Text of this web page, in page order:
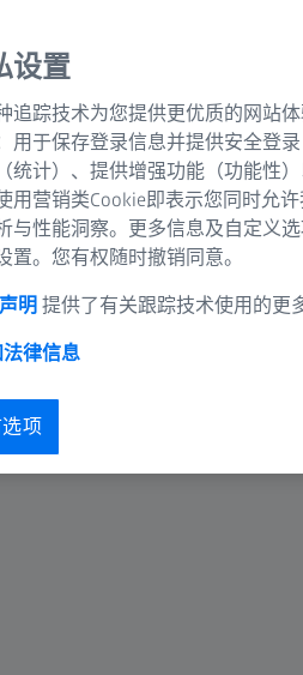
设置
追踪技术为您提供更优质的网站
用于保存登录信息并提供安全登
统计）、提供增强功能（功能性
用营销类Cookie即表示您同时允
与性能洞察。更多信息及自定义
置。您有权随时撤销同意。
明 提供了有关跟踪技术使用的更
法律信息
项